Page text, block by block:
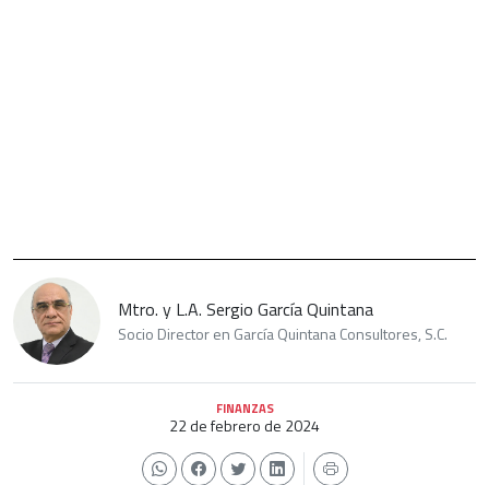
Mtro. y L.A. Sergio García Quintana
Socio Director en García Quintana Consultores, S.C.
FINANZAS
22 de febrero de 2024